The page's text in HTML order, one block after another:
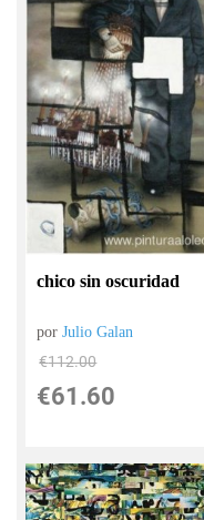
chico sin oscuridad
porJulio Galan
€112.00
€61.60